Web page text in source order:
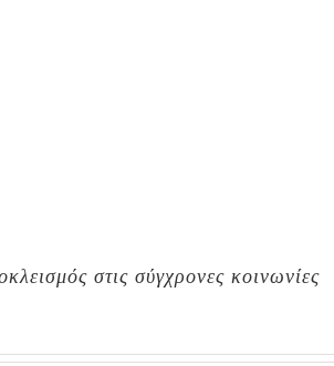
στις σύγχρονες κοινωνίες